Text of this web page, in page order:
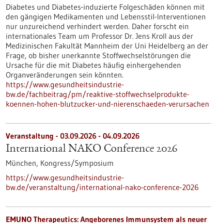
Diabetes und Diabetes-induzierte Folgeschäden können mit
den gängigen Medikamenten und Lebensstil-Interventionen
nur unzureichend verhindert werden. Daher forscht ein
internationales Team um Professor Dr. Jens Kroll aus der
Medizinischen Fakultät Mannheim der Uni Heidelberg an der
Frage, ob bisher unerkannte Stoffwechselstörungen die
Ursache für die mit Diabetes häufig einhergehenden
Organveränderungen sein könnten.
https://www.gesundheitsindustrie-
bw.de/fachbeitrag/pm/reaktive-stoffwechselprodukte-
koennen-hohen-blutzucker-und-nierenschaeden-verursachen
Veranstaltung - 03.09.2026 - 04.09.2026
International NAKO Conference 2026
München, Kongress/Symposium
https://www.gesundheitsindustrie-
bw.de/veranstaltung/international-nako-conference-2026
EMUNO Therapeutics: Angeborenes Immunsystem als neuer